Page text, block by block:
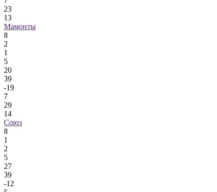
23
13
Мамонты
8
2
1
5
20
39
-19
7
29
14
Союз
8
1
2
5
27
39
-12